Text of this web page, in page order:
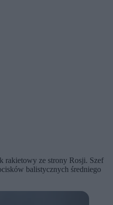
rakietowy ze strony Rosji. Szef
balistycznych średniego